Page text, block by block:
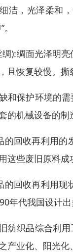
洁，光泽柔和
):绸面光泽明
且恢复较慢。撕
和保护环境的
的机械设备的
的回收再利用
这些废旧原料成
的回收再利用
年代我国设计
纺织品综合利
产业化、阳光